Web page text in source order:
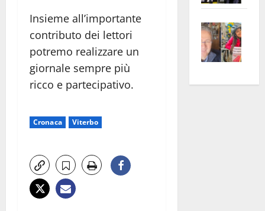
Insieme all’importante
contributo dei lettori
potremo realizzare un
giornale sempre più
ricco e partecipativo.
Cronaca Viterbo
euro
apre